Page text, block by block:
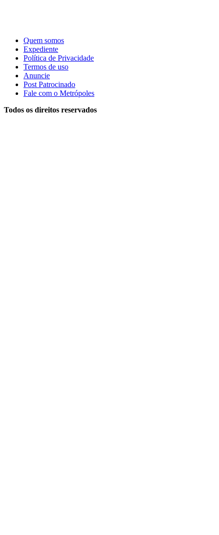
Quem somos
Expediente
Política de Privacidade
Termos de uso
Anuncie
Post Patrocinado
Fale com o Metrópoles
Todos os direitos reservados